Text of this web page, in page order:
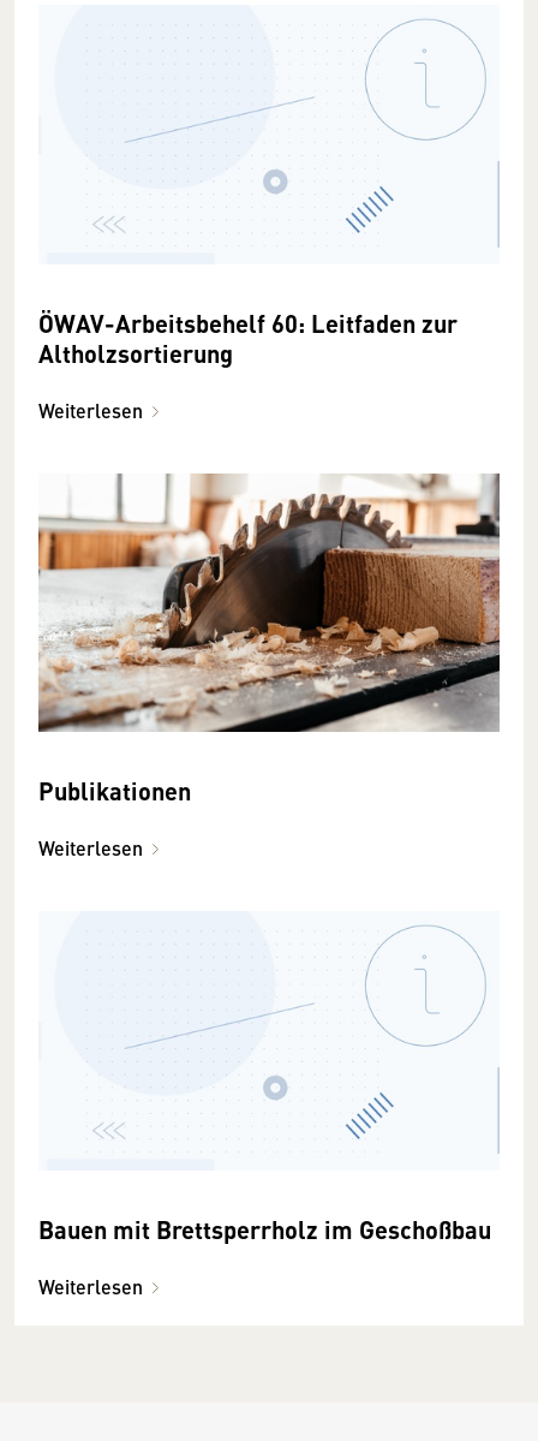
ÖWAV-Arbeitsbehelf 60: Leitfaden zur
Altholzsortierung
Weiterlesen
Publikationen
Weiterlesen
Bauen mit Brettsperrholz im Geschoßbau
Weiterlesen